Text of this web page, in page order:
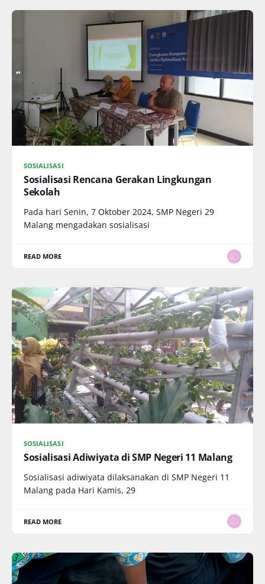
SOSIALISASI
Sosialisasi Rencana Gerakan Lingkungan
Sekolah
Pada hari Senin, 7 Oktober 2024, SMP Negeri 29
Malang mengadakan sosialisasi
READ MORE
SOSIALISASI
Sosialisasi Adiwiyata di SMP Negeri 11 Malang
Sosialisasi adiwiyata dilaksanakan di SMP Negeri 11
Malang pada Hari Kamis, 29
READ MORE